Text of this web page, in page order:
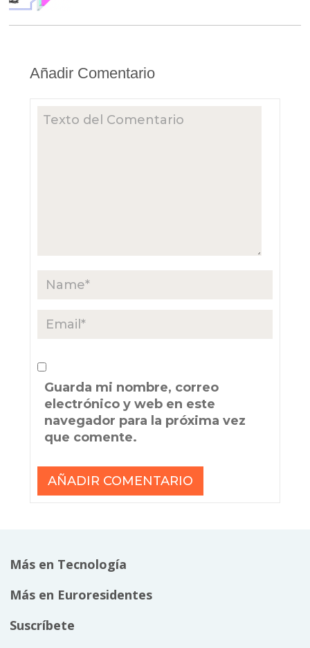
Añadir Comentario
Guarda mi nombre, correo
electrónico y web en este
navegador para la próxima vez
que comente.
Más en Tecnología
Más en Euroresidentes
Suscríbete